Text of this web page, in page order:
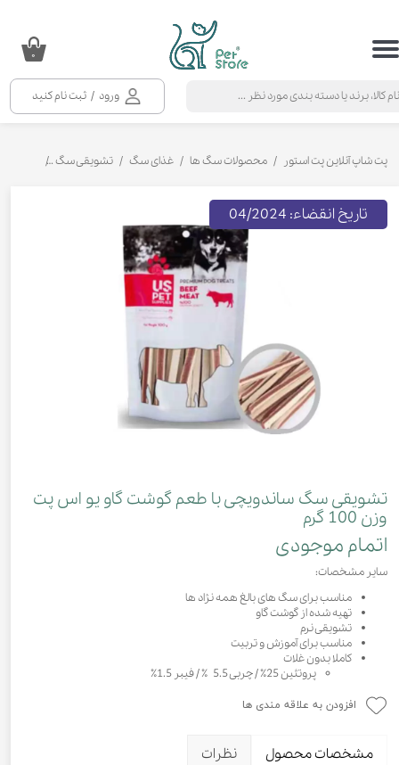
ورود / ثبت نام کنید
حساب کاربری من
خروج از حساب کاربری
۰
پت شاپ آنلاین پت استور محصولات سگ ها غذای سگ تشویقی سگ
تشویقی سگ ساندویچی با طعم گوشت گاو یو اس پت
وزن 100 گرم
اتمام موجودی
سایر مشخصات:
مناسب برای سگ های بالغ همه نژاد ها
تهیه شده از گوشت گاو
تشویقی نرم
مناسب برای آموزش و تربیت
کاملا بدون غلات
پروتئین 25٪ / چربی 5.5 ٪‌ / فیبر 1.5٪
تاریخ انقضاء: 04/2024
افزودن به علاقه مندی ها
مشخصات محصول نظرات